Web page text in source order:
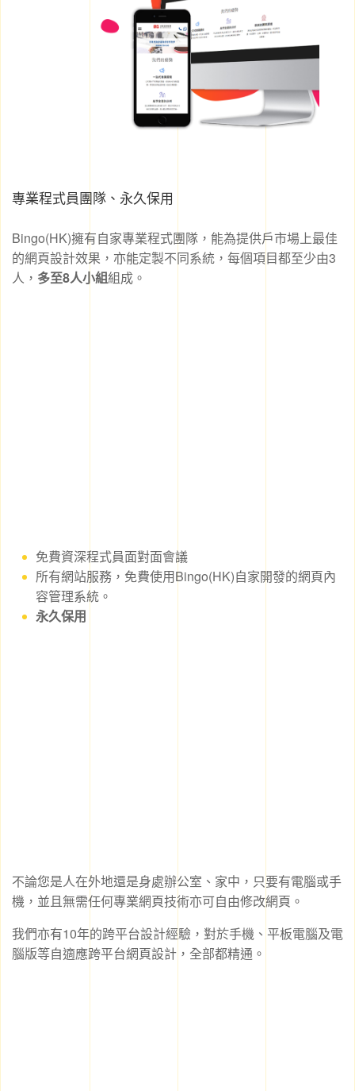
專業程式員團隊、永久保用
Bingo(HK)擁有自家專業程式團隊，能為提供戶市場上最佳
的網頁設計效果，亦能定製不同系統，每個項目都至少由3
人， 多至8人小組組成。
免費資深程式員面對面會議
所有網站服務，免費使用Bingo(HK)自家開發的網頁內
容管理系統。
永久保用
不論您是人在外地還是身處辦公室、家中，只要有電腦或手
機，並且無需任何專業網頁技術亦可自由修改網頁。
我們亦有10年的跨平台設計經驗，對於手機、平板電腦及電
腦版等自適應跨平台網頁設計，全部都精通。